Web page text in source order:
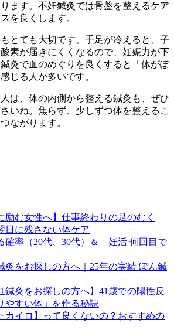
ます。不妊鍼灸では骨盤を整えるケア
を良くします。
とても大切です。手足が冷えると、子
素が届きにくくなるので、妊娠力が下
灸で血のめぐりを良くすると「体がぽ
じる人が多いです。
は、体の内側から整える鍼灸も、ぜひ
いね。焦らず、少しずつ体を整えるこ
ながります。
励む女性へ】仕事終わりの足のむく
日に残さない体ケア
確率（20代、30代）＆ 妊活 何回目で
灸をお探しの方へ｜25年の実績 ぽん鍼
鍼灸をお探しの方へ】41歳での陽性反
やすい体」を作る秘訣
カイロ】って良くないの？おすすめの